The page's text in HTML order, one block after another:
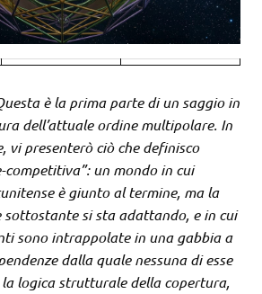
è la prima parte di un saggio in
dell’attuale ordine multipolare. In
vi presenterò ciò che definisco
un mondo in cui
è giunto al termine, ma la
si sta adattando, e in cui
sono intrappolate in una gabbia a
dalla quale nessuna di esse
la logica strutturale della copertura,